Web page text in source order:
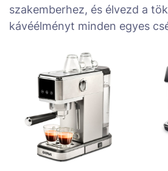
szakemberhez, és élvezd a
kávéélményt minden egyes